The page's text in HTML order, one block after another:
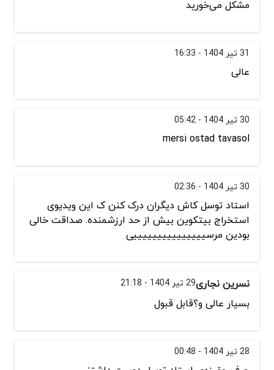
مشکل می‌خورید
31 تیر 1404 - 16:33
عالی
30 تیر 1404 - 05:42
mersi ostad tavasol
30 تیر 1404 - 02:36
استاد توسل کاش دیگران درک کنن ک این ویدیوی
استخراج بیتکوین بیش از حد ارزشمنده. صداقت خالی
بودین مرسیییییییییییییییی
نسرین نجاری29 تیر 1404 - 21:18
بسیار عالی و؟قابل قبول
28 تیر 1404 - 00:48